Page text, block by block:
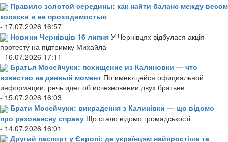
Правило золотой середины: как найти баланс между весом
коляски и ее проходимостью
- 17.07.2026 16:57
Новини Чернівців 16 липня У Чернівцях відбулася акція
протесту на підтримку Михайла
- 16.07.2026 17:11
Братья Мосейчуки: похищение из Калиновки — что
известно на данный момент По имеющейся официальной
информации, речь идет об исчезновении двух братьев
- 15.07.2026 16:03
Брати Мосейчуки: викрадення з Калинівки — що відомо
про резонансну справу Що стало відомо громадськості
- 14.07.2026 16:01
Другий паспорт у Європі: де українцям найпростіше та